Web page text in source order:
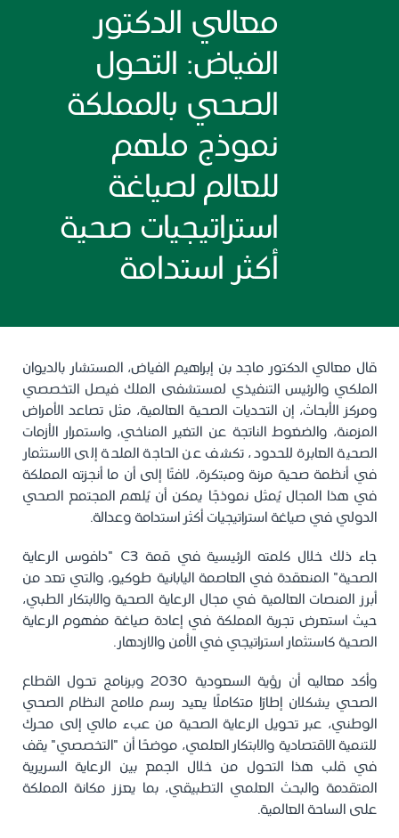
معالي الدكتور
الفياض: التحول
الصحي بالمملكة
نموذج ملهم
للعالم لصياغة
استراتيجيات صحية
أكثر استدامة
قال معالي الدكتور ماجد بن إبراهيم الفياض، المستشار بالديوان
الملكي والرئيس التنفيذي لمستشفى الملك فيصل التخصصي
ومركز الأبحاث، إن التحديات الصحية العالمية، مثل تصاعد الأمراض
المزمنة، والضغوط الناتجة عن التغير المناخي، واستمرار الأزمات
الصحية العابرة للحدود، تكشف عن الحاجة الملحة إلى الاستثمار
في أنظمة صحية مرنة ومبتكرة، لافتًا إلى أن ما أنجزته المملكة
في هذا المجال يُمثل نموذجًا يمكن أن يُلهم المجتمع الصحي
الدولي في صياغة استراتيجيات أكثر استدامة وعدالة.
جاء ذلك خلال كلمته الرئيسية في قمة C3 "دافوس الرعاية
الصحية" المنعقدة في العاصمة اليابانية طوكيو، والتي تعد من
أبرز المنصات العالمية في مجال الرعاية الصحية والابتكار الطبي،
حيث استعرض تجربة المملكة في إعادة صياغة مفهوم الرعاية
الصحية كاستثمار استراتيجي في الأمن والازدهار.
وأكد معاليه أن رؤية السعودية 2030 وبرنامج تحول القطاع
الصحي يشكلان إطارًا متكاملًا يعيد رسم ملامح النظام الصحي
الوطني، عبر تحويل الرعاية الصحية من عبء مالي إلى محرك
للتنمية الاقتصادية والابتكار العلمي، موضحًا أن "التخصصي" يقف
في قلب هذا التحول من خلال الجمع بين الرعاية السريرية
المتقدمة والبحث العلمي التطبيقي، بما يعزز مكانة المملكة
على الساحة العالمية.